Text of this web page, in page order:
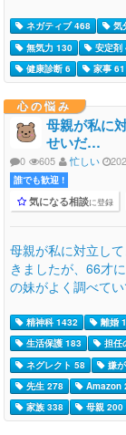
ネガティブ 468 気
無気力 130
安定剤
健康診断 6
家事 61
心の悩み
母親が私に
せいだ…
0 605 忙しい
誰でも歓迎 !
気になる相談に登録
母親が私に対立し
きましたが、66才
の妹がよく調べて
精神科 1432 離婚
生活保護 183
担任
ネグレクト 58
嫌
先生 278
Amazon
家族 338
母親 200